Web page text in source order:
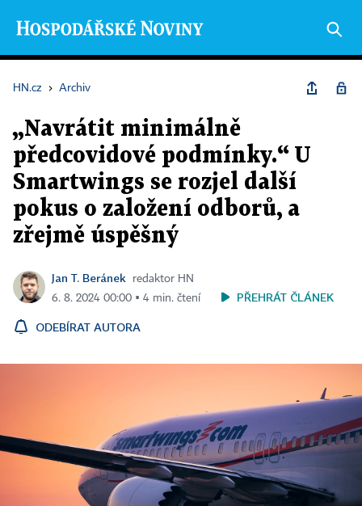
HN.cz › Archiv
„Navrátit minimálně
předcovidové podmínky.“ U
Smartwings se rozjel další
pokus o založení odborů, a
zřejmě úspěšný
Jan T. Beránek
redaktor HN
6. 8. 2024 00:00 ▪ 4 min. čtení
PŘEHRÁT ČLÁNEK
ODEBÍRAT AUTORA